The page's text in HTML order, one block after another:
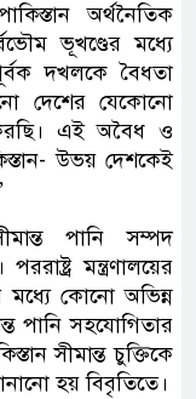
অর্থনৈতিক
ভূখণ্ডের মধ্যে
দখলকে বৈধতা
দেশের যেকোনো
এই অবৈধ ও
উভয় দেশকেই
পানি সম্পদ
মন্ত্রণালয়ের
মধ্যে কোনো অভিন্ন
পানি সহযোগিতার
সীমান্ত চুক্তিকে
হয় বিবৃতিতে।